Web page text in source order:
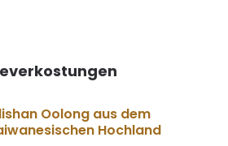
Oolong aus dem
Hochland